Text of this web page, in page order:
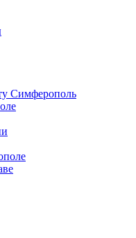
Симферополь